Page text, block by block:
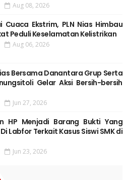
Aug 08, 2026
Cuaca Ekstrim, PLN Nias Himbau
Peduli Keselamatan Kelistrikan
Aug 06, 2026
Bersama Danantara Grup Serta
Gelar Aksi Bersih-bersih
Jun 27, 2026
HP Menjadi Barang Bukti Yang
Labfor Terkait Kasus Siswi SMK di
Jun 23, 2026